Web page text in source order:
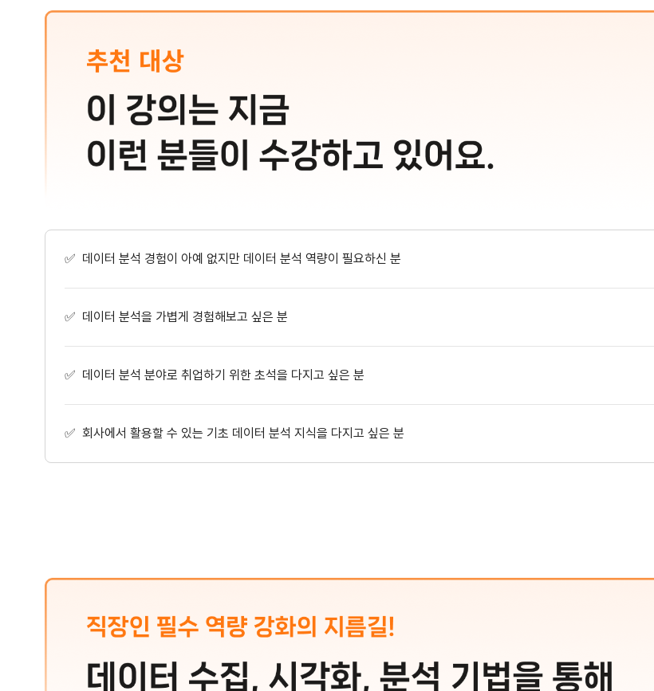
✅ 데이터 분석 경험이 아예 없지만 데이터 분석 역량이 필요하신 분
✅ 데이터 분석을 가볍게 경험해보고 싶은 분
✅ 데이터 분석 분야로 취업하기 위한 초석을 다지고 싶은 분
✅ 회사에서 활용할 수 있는 기초 데이터 분석 지식을 다지고 싶은 분